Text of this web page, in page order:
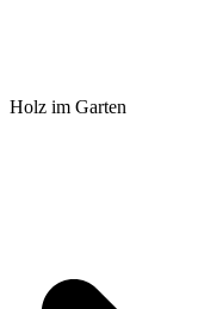
Holz im Garten